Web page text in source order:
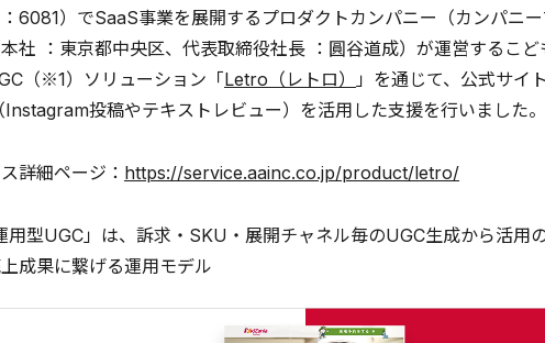
6081）でSaaS事業を展開するプロダクトカンパニー（カンパニ
社 ：東京都中央区、代表取締役社長 ：圓谷道成）が運営するこ
（※1）ソリューション「Letro（レトロ） 」を通じて、公式サイ
Instagram投稿やテキストレビュー）を活用した支援を行いました。
詳細ページ： https://service.aainc.co.jp/product/letro/
用型UGC」は、訴求・SKU・展開チャネル毎のUGC生成から活用
成果に繋げる運用モデル